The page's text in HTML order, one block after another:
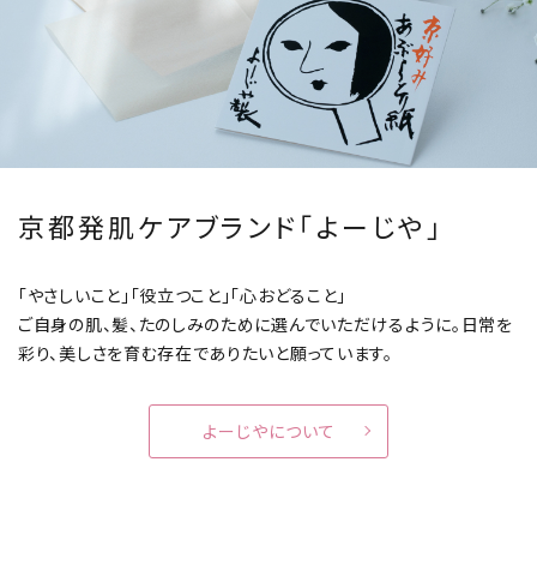
京都発肌ケアブランド「よーじや」
「やさしいこと」「役立つこと」「心おどること」
ご自身の肌、髪、たのしみのために選んでいただけるように。 日常を
彩り、美しさを育む存在でありたいと願っています。
よーじやについて